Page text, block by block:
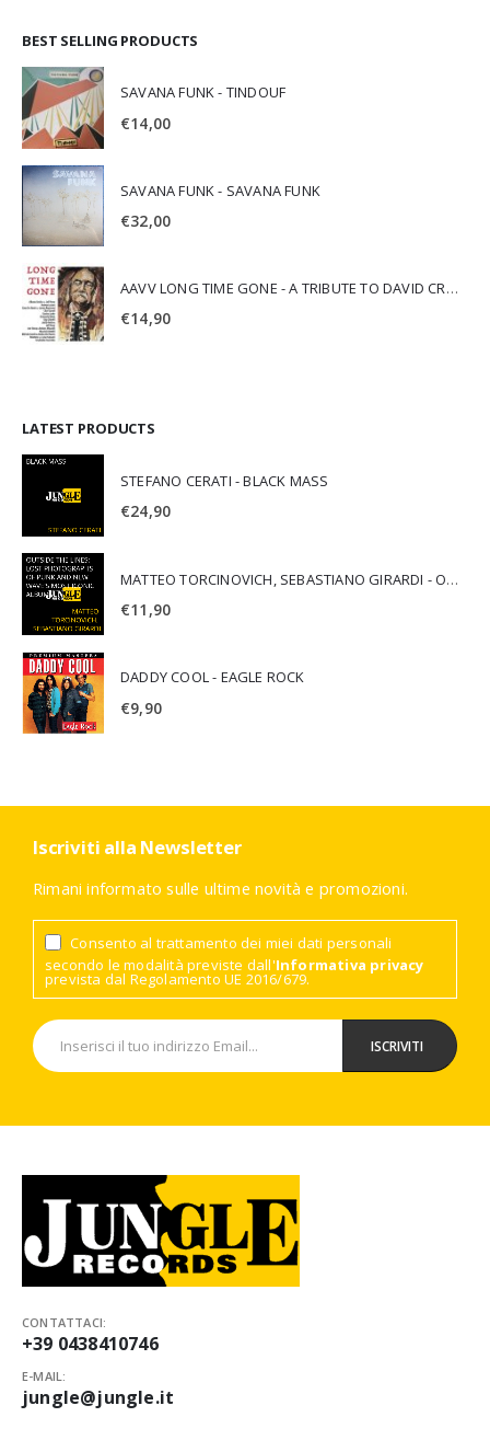
BEST SELLING PRODUCTS
SAVANA FUNK - TINDOUF
€14,00
SAVANA FUNK - SAVANA FUNK
€32,00
AAVV LONG TIME GONE - A TRIBUTE TO DAVID CROSBY
€14,90
LATEST PRODUCTS
STEFANO CERATI - BLACK MASS
€24,90
MATTEO TORCINOVICH, SEBASTIANO GIRARDI - OUTSIDE THE LINES: LOST PHOTOGRAPHS OF PUNK AND NEW WAVE'S MOST ICONIC ALBUMS
€11,90
DADDY COOL - EAGLE ROCK
€9,90
Iscriviti alla Newsletter
Rimani informato sulle ultime novità e promozioni.
Consento al trattamento dei miei dati personali
secondo le modalità previste dall'Informativa privacy
prevista dal Regolamento UE 2016/679.
CONTATTACI:
+39 0438410746
E-MAIL:
jungle@jungle.it